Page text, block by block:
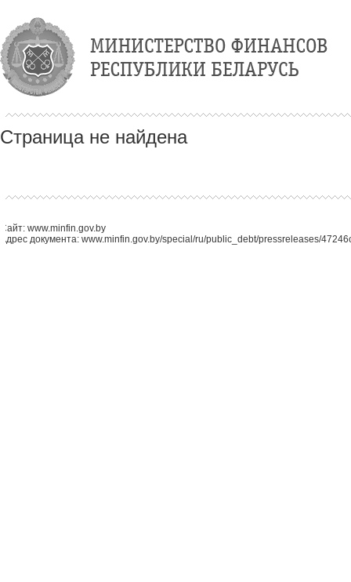
Страница не найдена
Сайт: www.minfin.gov.by
Адрес документа: www.minfin.gov.by/special/ru/public_debt/pressreleases/